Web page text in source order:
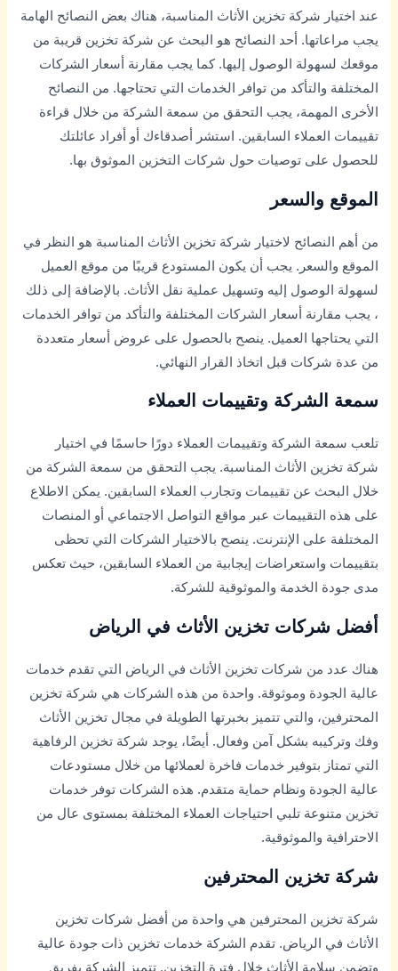
عند اختيار شركة تخزين الأثاث المناسبة، هناك بعض النصائح الهامة
يجب مراعاتها. أحد النصائح هو البحث عن شركة تخزين قريبة من
موقعك لسهولة الوصول إليها. كما يجب مقارنة أسعار الشركات
المختلفة والتأكد من توافر الخدمات التي تحتاجها. من النصائح
الأخرى المهمة، يجب التحقق من سمعة الشركة من خلال قراءة
تقييمات العملاء السابقين. استشر أصدقاءك أو أفراد عائلتك
للحصول على توصيات حول شركات التخزين الموثوق بها.
الموقع والسعر
من أهم النصائح لاختيار شركة تخزين الأثاث المناسبة هو النظر في
الموقع والسعر. يجب أن يكون المستودع قريبًا من موقع العميل
لسهولة الوصول إليه وتسهيل عملية نقل الأثاث. بالإضافة إلى ذلك
، يجب مقارنة أسعار الشركات المختلفة والتأكد من توافر الخدمات
التي يحتاجها العميل. ينصح بالحصول على عروض أسعار متعددة
من عدة شركات قبل اتخاذ القرار النهائي.
سمعة الشركة وتقييمات العملاء
تلعب سمعة الشركة وتقييمات العملاء دورًا حاسمًا في اختيار
شركة تخزين الأثاث المناسبة. يجب التحقق من سمعة الشركة من
خلال البحث عن تقييمات وتجارب العملاء السابقين. يمكن الاطلاع
على هذه التقييمات عبر مواقع التواصل الاجتماعي أو المنصات
المختلفة على الإنترنت. ينصح بالاختيار الشركات التي تحظى
بتقييمات واستعراضات إيجابية من العملاء السابقين، حيث تعكس
مدى جودة الخدمة والموثوقية للشركة.
أفضل شركات تخزين الأثاث في الرياض
هناك عدد من شركات تخزين الأثاث في الرياض التي تقدم خدمات
عالية الجودة وموثوقة. واحدة من هذه الشركات هي شركة تخزين
المحترفين، والتي تتميز بخبرتها الطويلة في مجال تخزين الأثاث
وفك وتركيبه بشكل آمن وفعال. أيضًا، يوجد شركة تخزين الرفاهية
التي تمتاز بتوفير خدمات فاخرة لعملائها من خلال مستودعات
عالية الجودة ونظام حماية متقدم. هذه الشركات توفر خدمات
تخزين متنوعة تلبي احتياجات العملاء المختلفة بمستوى عال من
الاحترافية والموثوقية.
شركة تخزين المحترفين
شركة تخزين المحترفين هي واحدة من أفضل شركات تخزين
الأثاث في الرياض. تقدم الشركة خدمات تخزين ذات جودة عالية
وتضمن سلامة الأثاث خلال فترة التخزين. تتميز الشركة بفريق